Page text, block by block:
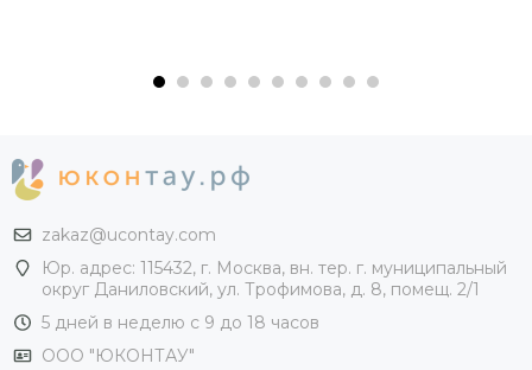
zakaz@ucontay.com
Юр. адрес: 115432, г. Москва, вн. тер. г. муниципальный
округ Даниловский, ул. Трофимова, д. 8, помещ. 2/1
5 дней в неделю с 9 до 18 часов
ООО "ЮКОНТАУ"